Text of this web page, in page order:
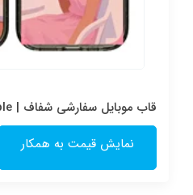
قاب موبایل سفارشی شفاف | Pink couple (کد 0601)
نمایش قیمت به همکار